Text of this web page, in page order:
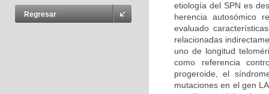
Regresar
etiología del SPN es
herencia autosómico
evaluado
relacionadas
uno de longitud
como referencia
progeroide, el
mutaciones en el gen